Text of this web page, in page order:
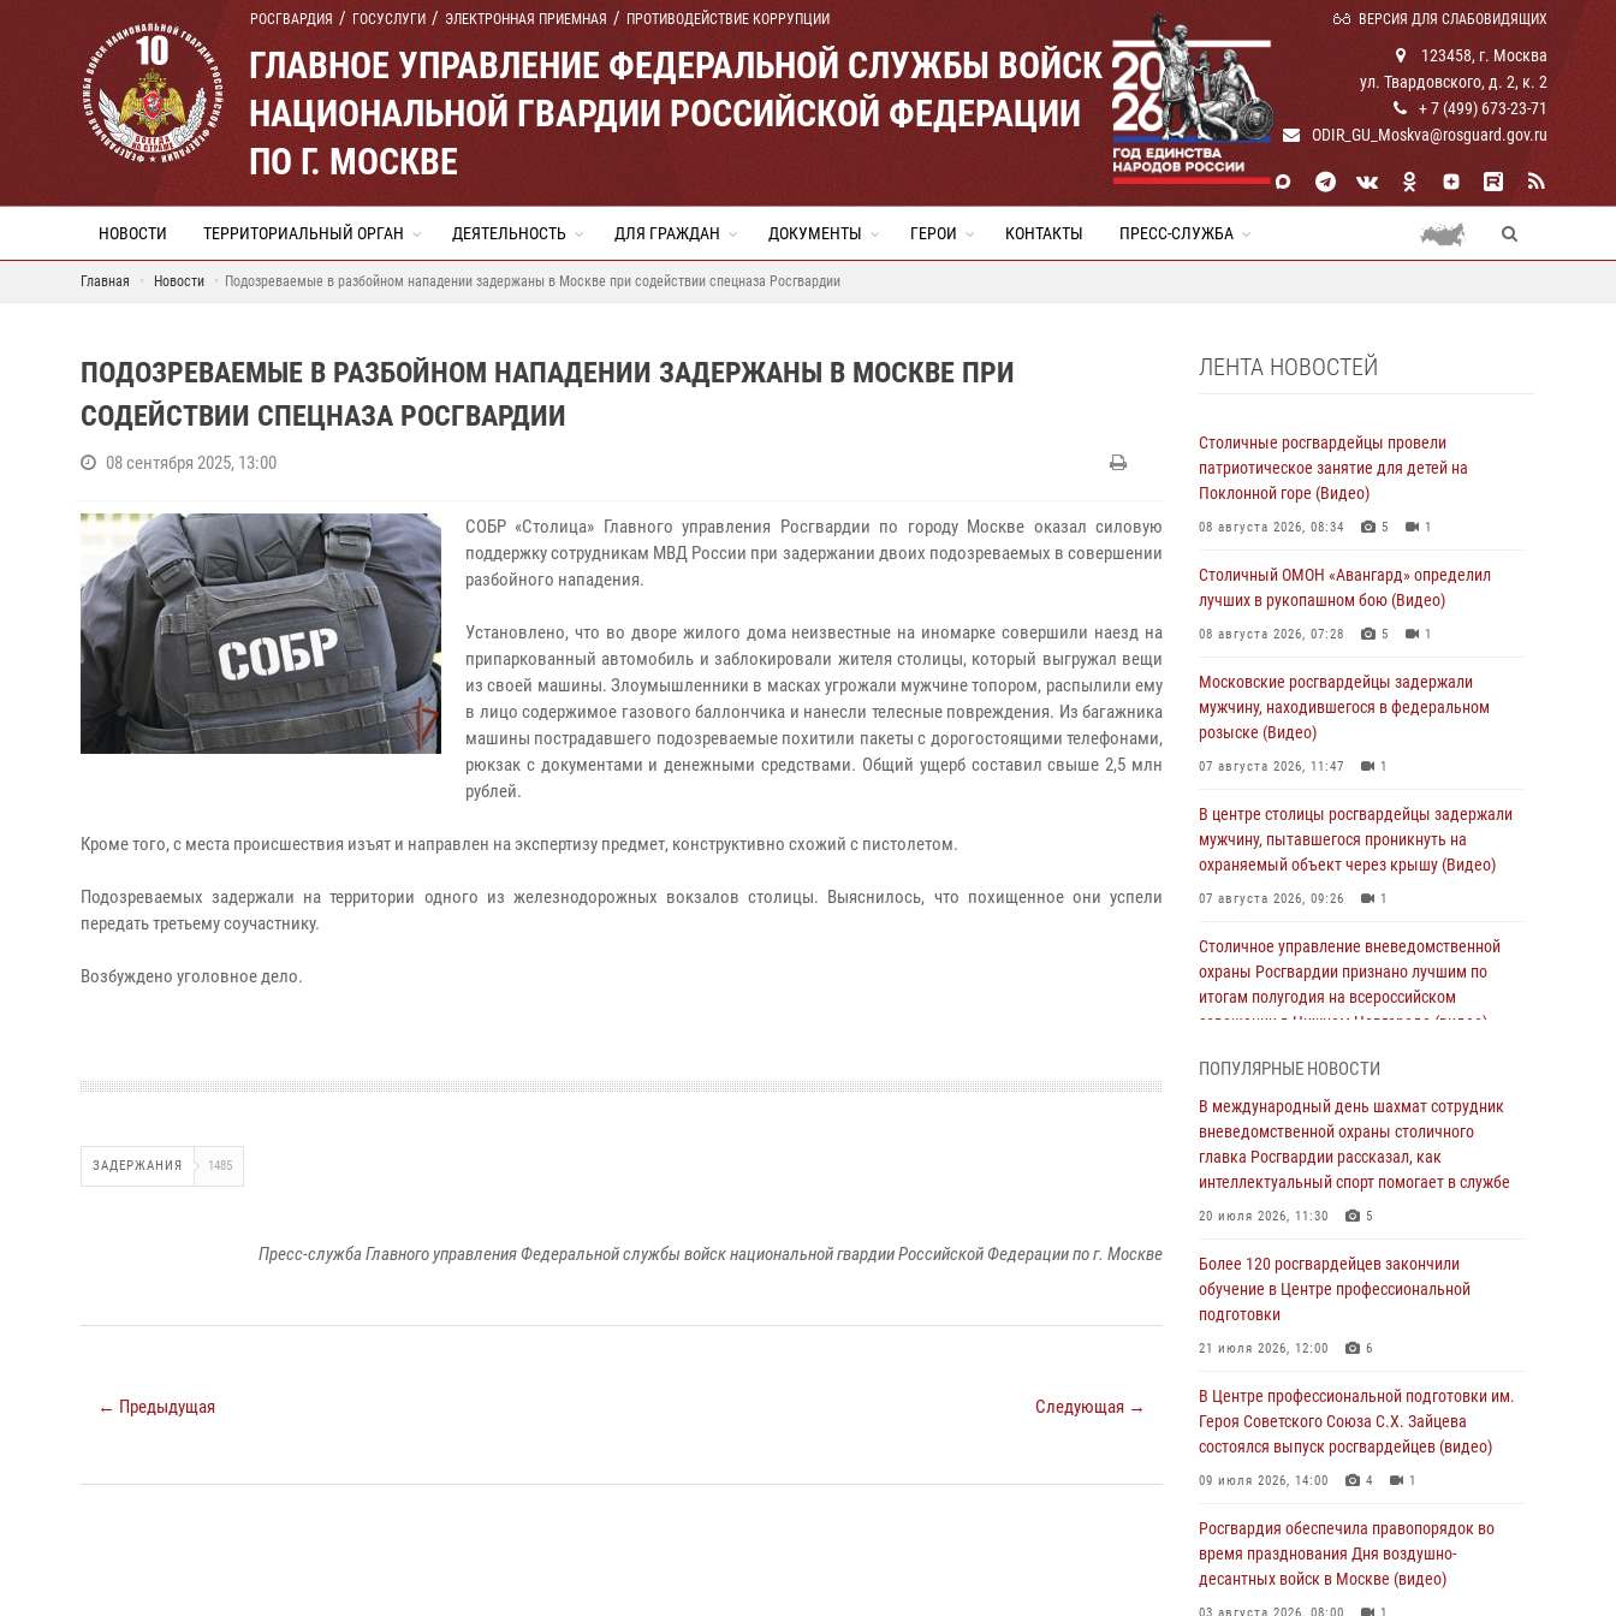
РОСГВАРДИЯ ГОСУСЛУГИ ЭЛЕКТРОННАЯ ПРИЕМНАЯ ПРОТИВОДЕЙСТВИЕ КОРРУПЦИИ ВЕРСИЯ ДЛЯ СЛАБОВИДЯЩИХ
ГЛАВНОЕ УПРАВЛЕНИЕ ФЕДЕРАЛЬНОЙ СЛУЖБЫ ВОЙСК
НАЦИОНАЛЬНОЙ ГВАРДИИ РОССИЙСКОЙ ФЕДЕРАЦИИ
ПО Г. МОСКВЕ
123458, г. Москва
ул. Твардовского, д. 2, к. 2
+ 7 (499) 673-23-71
ODIR_GU_Moskva@rosguard.gov.ru
НОВОСТИ ТЕРРИТОРИАЛЬНЫЙ ОРГАН ДЕЯТЕЛЬНОСТЬ ДЛЯ ГРАЖДАН ДОКУМЕНТЫ ГЕРОИ КОНТАКТЫ ПРЕСС-СЛУЖБА
Главная Новости Подозреваемые в разбойном нападении задержаны в Москве при содействии спецназа Росгвардии
ПОДОЗРЕВАЕМЫЕ В РАЗБОЙНОМ НАПАДЕНИИ ЗАДЕРЖАНЫ В МОСКВЕ ПРИ
СОДЕЙСТВИИ СПЕЦНАЗА РОСГВАРДИИ
08 сентября 2025, 13:00
СОБР «Столица» Главного управления Росгвардии по городу Москве оказал силовую
поддержку сотрудникам МВД России при задержании двоих подозреваемых в совершении
разбойного нападения.
Установлено, что во дворе жилого дома неизвестные на иномарке совершили наезд на
припаркованный автомобиль и заблокировали жителя столицы, который выгружал вещи
из своей машины. Злоумышленники в масках угрожали мужчине топором, распылили ему
в лицо содержимое газового баллончика и нанесли телесные повреждения. Из багажника
машины пострадавшего подозреваемые похитили пакеты с дорогостоящими телефонами,
рюкзак с документами и денежными средствами. Общий ущерб составил свыше 2,5 млн
рублей.
Кроме того, с места происшествия изъят и направлен на экспертизу предмет, конструктивно схожий с пистолетом.
Подозреваемых задержали на территории одного из железнодорожных вокзалов столицы. Выяснилось, что похищенное они успели
передать третьему соучастнику.
Возбуждено уголовное дело.
ЗАДЕРЖАНИЯ 1485
Пресс-служба Главного управления Федеральной службы войск национальной гвардии Российской Федерации по г. Москве
← Предыдущая Следующая →
ЛЕНТА НОВОСТЕЙ
Столичные росгвардейцы провели
патриотическое занятие для детей на
Поклонной горе (Видео)
08 августа 2026, 08:34 5 1
Столичный ОМОН «Авангард» определил
лучших в рукопашном бою (Видео)
08 августа 2026, 07:28 5 1
Московские росгвардейцы задержали
мужчину, находившегося в федеральном
розыске (Видео)
07 августа 2026, 11:47 1
В центре столицы росгвардейцы задержали
мужчину, пытавшегося проникнуть на
охраняемый объект через крышу (Видео)
07 августа 2026, 09:26 1
Столичное управление вневедомственной
охраны Росгвардии признано лучшим по
итогам полугодия на всероссийском
совещании в Нижнем Новгороде (видео)
Столичные росгвардейцы задержали троих
мужчин, устроивших пьяный дебош в баре
(видео)
06 августа 2026, 11:20 1
безопасность на футбольном матче в Москве
обеспечила Росгвардия (видео)
06 августа 2026, 08:30
мужчину, устроившего дебош в букмекерской
конторе (Видео)
05 августа 2026, 12:39 1
безопасность проведения футбольного матча
Кубка России (Видео)
05 августа 2026, 12:35 1
ПОПУЛЯРНЫЕ НОВОСТИ
В международный день шахмат сотрудник
вневедомственной охраны столичного
главка Росгвардии рассказал, как
интеллектуальный спорт помогает в службе
20 июля 2026, 11:30 5
Более 120 росгвардейцев закончили
обучение в Центре профессиональной
подготовки
21 июля 2026, 12:00 6
В Центре профессиональной подготовки им.
Героя Советского Союза С.Х. Зайцева
состоялся выпуск росгвардейцев (видео)
09 июля 2026, 14:00 4 1
Росгвардия обеспечила правопорядок во
время празднования Дня воздушно-
десантных войск в Москве (видео)